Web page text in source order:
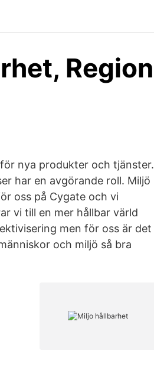
Region
nya produkter och tjänster.
har en avgörande roll. Miljö
oss på Cygate och vi
vi till en mer hållbar värld
men för oss är det
och miljö så bra